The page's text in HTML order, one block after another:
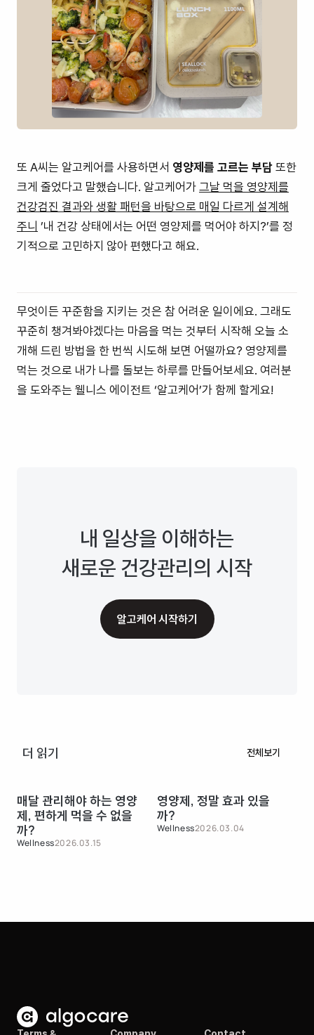
또 A씨는 알고케어를 사용하면서 영양제를 고르는 부담 또한
크게 줄었다고 말했습니다. 알고케어가 그날 먹을 영양제를
건강검진 결과와 생활 패턴을 바탕으로 매일 다르게 설계해
주니 ’내 건강 상태에서는 어떤 영양제를 먹어야 하지?’를 정
기적으로 고민하지 않아 편했다고 해요.
무엇이든 꾸준함을 지키는 것은 참 어려운 일이에요. 그래도
꾸준히 챙겨봐야겠다는 마음을 먹는 것부터 시작해 오늘 소
개해 드린 방법을 한 번씩 시도해 보면 어떨까요? 영양제를
먹는 것으로 내가 나를 돌보는 하루를 만들어보세요. 여러분
을 도와주는 웰니스 에이전트 ‘알고케어’가 함께 할게요!
내 일상을 이해하는
새로운 건강관리의 시작
알고케어 시작하기
더 읽기 전체보기
매달 관리해야 하는 영양
제, 편하게 먹을 수 없을
까?
Wellness2026.03.15
영양제, 정말 효과 있을
까?
Wellness2026.03.04